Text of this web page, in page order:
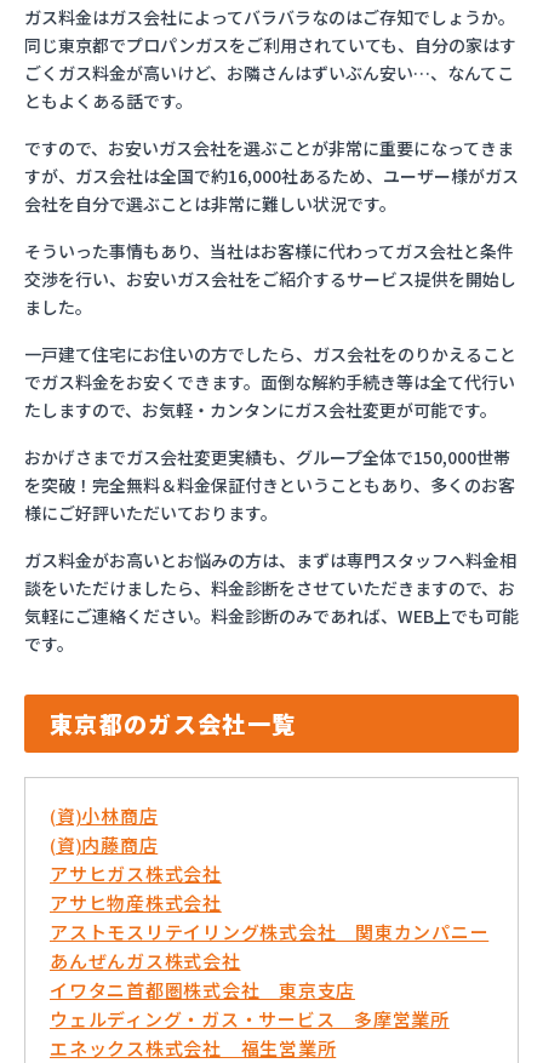
ガス料金はガス会社によってバラバラなのはご存知でしょうか。
同じ東京都でプロパンガスをご利用されていても、自分の家はす
ごくガス料金が高いけど、お隣さんはずいぶん安い…、なんてこ
ともよくある話です。
ですので、お安いガス会社を選ぶことが非常に重要になってきま
すが、ガス会社は全国で約16,000社あるため、ユーザー様がガス
会社を自分で選ぶことは非常に難しい状況です。
そういった事情もあり、当社はお客様に代わってガス会社と条件
交渉を行い、お安いガス会社をご紹介するサービス提供を開始し
ました。
一戸建て住宅にお住いの方でしたら、ガス会社をのりかえること
でガス料金をお安くできます。面倒な解約手続き等は全て代行い
たしますので、お気軽・カンタンにガス会社変更が可能です。
おかげさまでガス会社変更実績も、グループ全体で150,000世帯
を突破！完全無料＆料金保証付きということもあり、多くのお客
様にご好評いただいております。
ガス料金がお高いとお悩みの方は、まずは専門スタッフへ料金相
談をいただけましたら、料金診断をさせていただきますので、お
気軽にご連絡ください。料金診断のみであれば、WEB上でも可能
です。
東京都のガス会社一覧
(資)小林商店
(資)内藤商店
アサヒガス株式会社
アサヒ物産株式会社
アストモスリテイリング株式会社 関東カンパニー
あんぜんガス株式会社
イワタニ首都圏株式会社 東京支店
ウェルディング・ガス・サービス 多摩営業所
エネックス株式会社 福生営業所